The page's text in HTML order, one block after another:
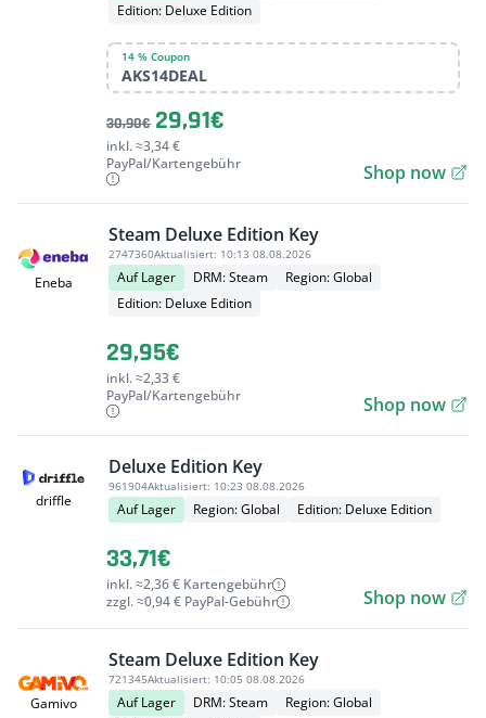
Edition: Deluxe Edition
14 % Coupon
AKS14DEAL
30,90€ 29,91€
inkl. ≈3,34 €
PayPal/Kartengebühr
Shop now
Eneba
Steam Deluxe Edition Key
2747360Aktualisiert: 10:13 08.08.2026
Auf Lager DRM: Steam
Region: Global
Edition: Deluxe Edition
29,95€
inkl. ≈2,33 €
PayPal/Kartengebühr
Shop now
driffle
Deluxe Edition Key
961904Aktualisiert: 10:23 08.08.2026
Auf Lager Region: Global Edition: Deluxe Edition
33,71€
inkl. ≈2,36 € Kartengebühr
zzgl. ≈0,94 € PayPal-Gebühr
Shop now
Gamivo
Steam Deluxe Edition Key
721345Aktualisiert: 10:05 08.08.2026
Auf Lager DRM: Steam
Region: Global